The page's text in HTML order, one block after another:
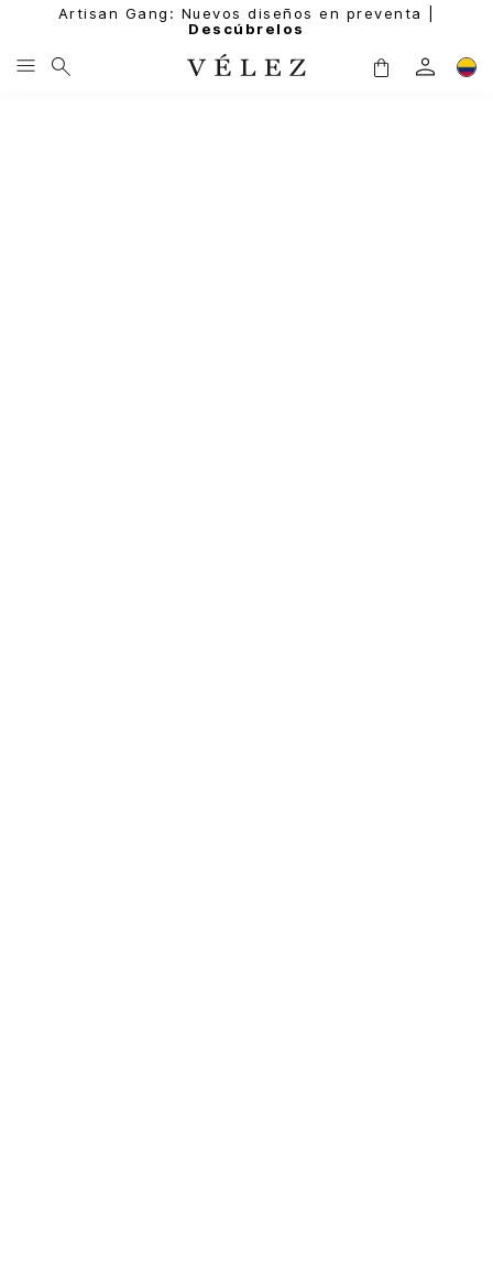
Artisan Gang: Nuevos diseños en preventa |
Descúbrelos